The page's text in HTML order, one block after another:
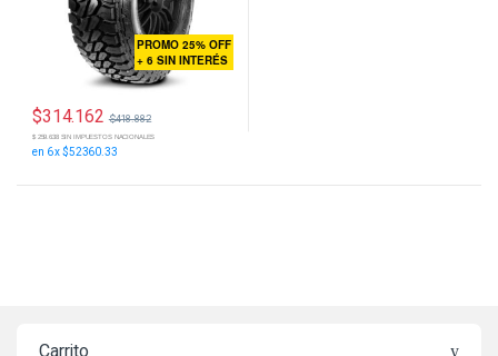
PROMO 25% OFF
+ 6 SIN INTERÉS
$314.162 $418.882
$ 259.638 SIN IMPUESTOS NACIONALES
en 6 x $52360.33
Carrito